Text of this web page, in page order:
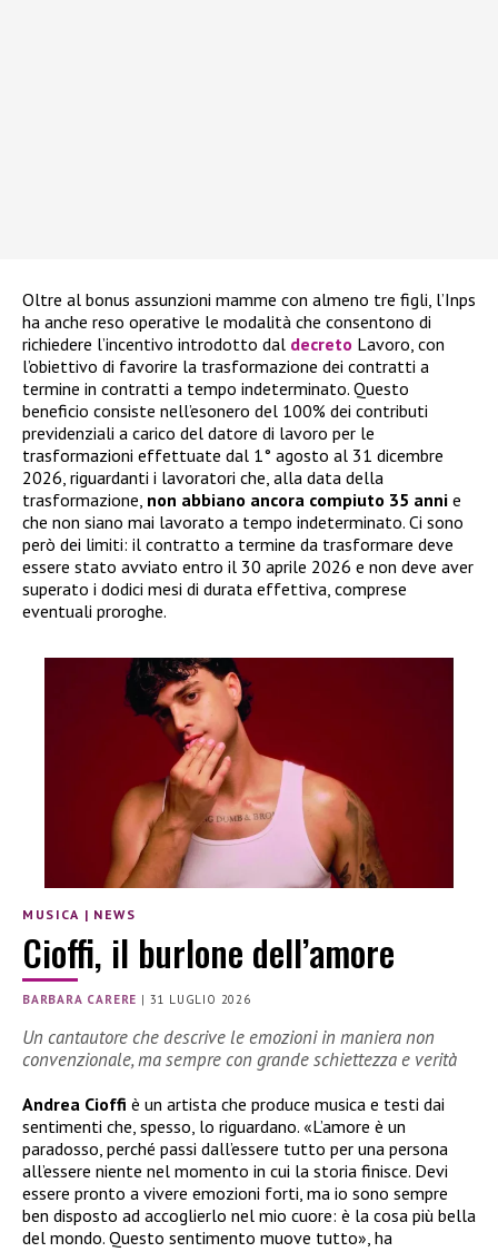
Oltre al bonus assunzioni mamme con almeno tre figli, l’Inps
ha anche reso operative le modalità che consentono di
richiedere l’incentivo introdotto dal decreto Lavoro, con
l’obiettivo di favorire la trasformazione dei contratti a
termine in contratti a tempo indeterminato. Questo
beneficio consiste nell’esonero del 100% dei contributi
previdenziali a carico del datore di lavoro per le
trasformazioni effettuate dal 1° agosto al 31 dicembre
2026, riguardanti i lavoratori che, alla data della
trasformazione, non abbiano ancora compiuto 35 anni e
che non siano mai lavorato a tempo indeterminato. Ci sono
però dei limiti: il contratto a termine da trasformare deve
essere stato avviato entro il 30 aprile 2026 e non deve aver
superato i dodici mesi di durata effettiva, comprese
eventuali proroghe.
MUSICA | NEWS
Cioffi, il burlone dell’amore
BARBARA CARERE | 31 LUGLIO 2026
Un cantautore che descrive le emozioni in maniera non
convenzionale, ma sempre con grande schiettezza e verità
Andrea Cioffi è un artista che produce musica e testi dai
sentimenti che, spesso, lo riguardano. «L’amore è un
paradosso, perché passi dall’essere tutto per una persona
all’essere niente nel momento in cui la storia finisce. Devi
essere pronto a vivere emozioni forti, ma io sono sempre
ben disposto ad accoglierlo nel mio cuore: è la cosa più bella
del mondo. Questo sentimento muove tutto», ha